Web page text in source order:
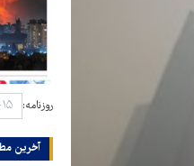
روزنامه:
آخرین